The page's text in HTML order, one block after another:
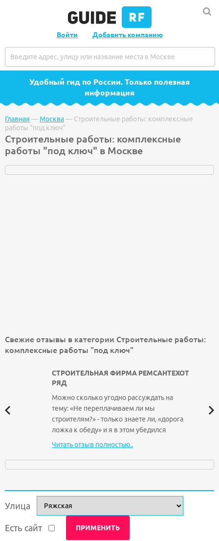
Войти Добавить компанию
Удобный гид по России. Только полезная
информация
Главная — Москва— Строительные работы: комплексные
работы "под ключ"
Строительные работы: комплексные
работы "под ключ" в Москве
Свежие отзывы в категории Строительные работы:
комплексные работы "под ключ"
СТРОИТЕЛЬНАЯ ФИРМА РЕМСАНТЕХОТ
РЯД
Можно сколько угодно рассуждать на
тему: «Не переплачиваем ли мы
строителям?» - только знаете ли, «дорога
ложка к обеду» и я в этом убедился
Читать отзыв полностью..
Улица
Есть сайт